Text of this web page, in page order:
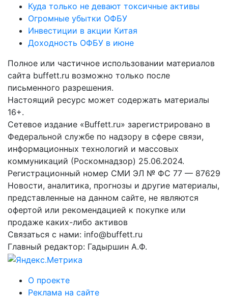
Куда только не девают токсичные активы
Огромные убытки ОФБУ
Инвестиции в акции Китая
Доходность ОФБУ в июне
Полное или частичное использовании материалов
сайта buffett.ru возможно только после
письменного разрешения.
Настоящий ресурс может содержать материалы
16+.
Сетевое издание «Buffett.ru» зарегистрировано в
Федеральной службе по надзору в сфере связи,
информационных технологий и массовых
коммуникаций (Роскомнадзор) 25.06.2024.
Регистрационный номер СМИ ЭЛ № ФС 77 — 87629
Новости, аналитика, прогнозы и другие материалы,
представленные на данном сайте, не являются
офертой или рекомендацией к покупке или
продаже каких-либо активов
Связаться с нами: info@buffett.ru
Главный редактор: Гадыршин А.Ф.
О проекте
Реклама на сайте